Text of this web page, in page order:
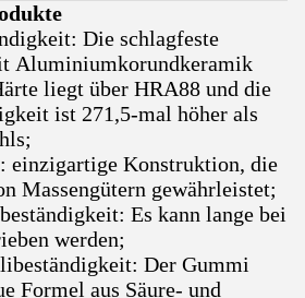
Die schlagfeste
Aluminiumkorundkeramik
liegt über HRA88 und die
ist 271,5-mal höher als
einzigartige Konstruktion, die
Massengütern gewährleistet;
Es kann lange bei
werden;
Der Gummi
Formel aus Säure- und